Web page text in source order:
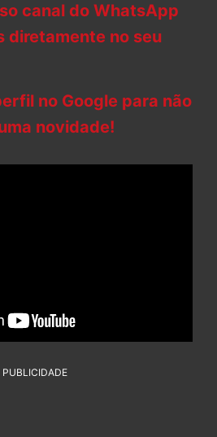
canal do WhatsApp
diretamente no seu
no Google para não
novidade!
PUBLICIDADE